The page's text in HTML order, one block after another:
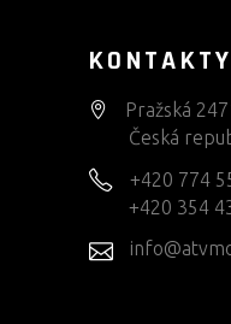
KONTAKTY
Pražská
Česká
+420 774
+420 354